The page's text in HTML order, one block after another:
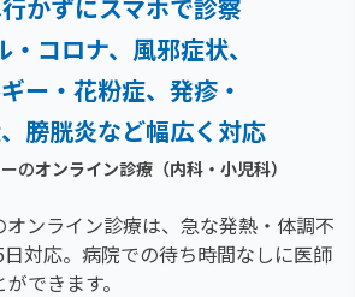
かずにスマホで診察
・コロナ、風邪症状、
ー・花粉症、 発疹・
膀胱炎など幅広く対応
のオンライン診療（内科・小児科）
オンライン診療は、急な発熱・体調不
対応。 病院での待ち時間なしに医師
できます。